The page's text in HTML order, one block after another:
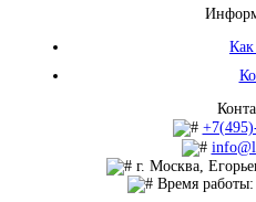
Как
г. Москва,
Время